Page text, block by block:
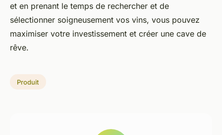
et en prenant le temps de rechercher et de
sélectionner soigneusement vos vins, vous pouvez
maximiser votre investissement et créer une cave de
rêve.
Produit